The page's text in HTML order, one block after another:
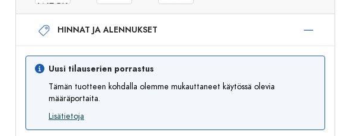
Airless-pumppupullot
Roll-on-pullot
Puristuspullot
Säilytyspullot
Kuviopainetut pullot
HINNAT JA ALENNUKSET
Uusi tilauserien porrastus
Tämän tuotteen kohdalla olemme mukauttaneet käytössä olevia
määräportaita.
Lisätietoja